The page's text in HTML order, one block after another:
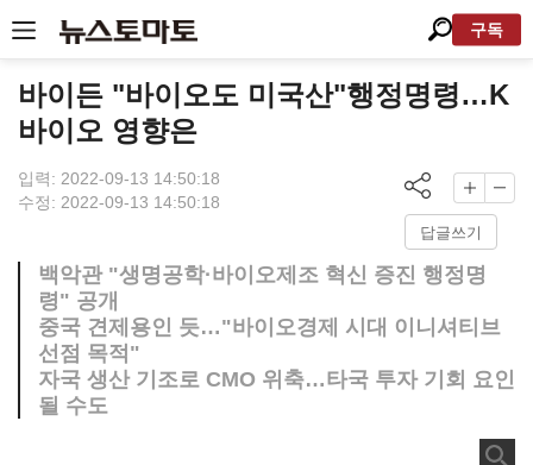
구독
바이든 "바이오도 미국산"행정명령…K
바이오 영향은
입력: 2022-09-13 14:50:18
수정: 2022-09-13 14:50:18
답글쓰기
백악관 "생명공학·바이오제조 혁신 증진 행정명
령" 공개
중국 견제용인 듯…"바이오경제 시대 이니셔티브
선점 목적"
자국 생산 기조로 CMO 위축…타국 투자 기회 요인
될 수도